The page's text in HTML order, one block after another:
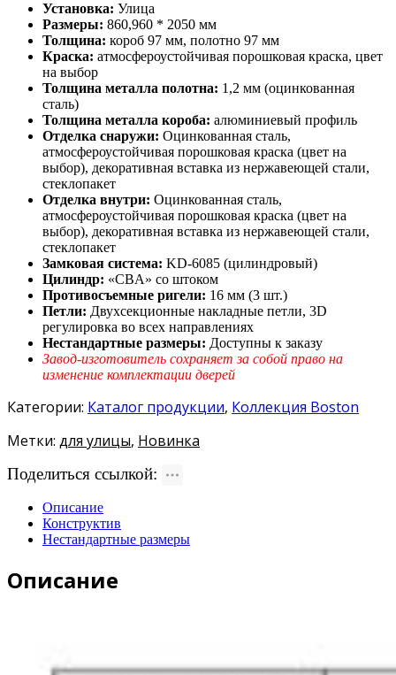
Установка: Улица
Размеры: 860,960 * 2050 мм
Толщина: короб 97 мм, полотно 97 мм
Краска: атмосфероустойчивая порошковая краска, цвет
на выбор
Толщина металла полотна: 1,2 мм (оцинкованная
сталь)
Толщина металла короба: алюминиевый профиль
Отделка снаружи: Оцинкованная сталь,
атмосфероустойчивая порошковая краска (цвет на
выбор), декоративная вставка из нержавеющей стали,
стеклопакет
Отделка внутри: Оцинкованная сталь,
атмосфероустойчивая порошковая краска (цвет на
выбор), декоративная вставка из нержавеющей стали,
стеклопакет
Замковая система: KD-6085 (цилиндровый)
Цилиндр: «CBA» со штоком
Противосъемные ригели: 16 мм (3 шт.)
Петли: Двухсекционные накладные петли, 3D
регулировка во всех направлениях
Нестандартные размеры: Доступны к заказу
Завод-изготовитель сохраняет за собой право на
изменение комплектации дверей
Категории: Каталог продукции, Коллекция Boston
Метки: для улицы, Новинка
Поделиться ссылкой:
Описание
Конструктив
Нестандартные размеры
Описание